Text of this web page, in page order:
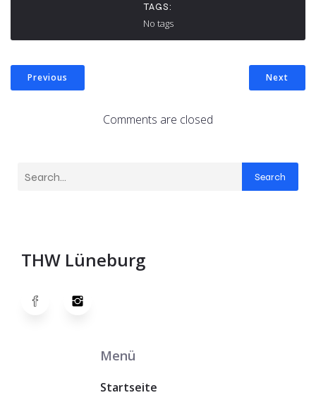
TAGS:
No tags
Previous Next
Comments are closed
Search
THW Lüneburg
Menü
Startseite